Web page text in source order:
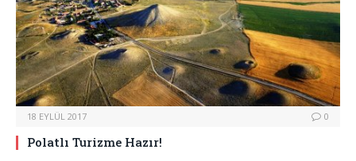
18 EYLÜL 2017 0
Polatlı Turizme Hazır!